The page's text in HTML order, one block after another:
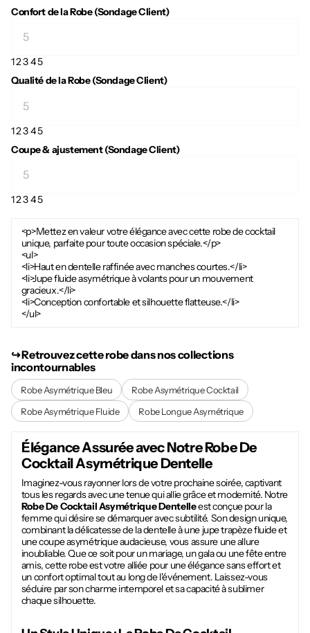
Confort de la Robe (Sondage Client)
12345
Qualité de la Robe (Sondage Client)
12345
Coupe & ajustement (Sondage Client)
12345
<p>Mettez en valeur votre élégance avec cette robe de cocktail
unique, parfaite pour toute occasion spéciale.</p>
<ul>
<li>Haut en dentelle raffinée avec manches courtes.</li>
<li>Jupe fluide asymétrique à volants pour un mouvement
gracieux.</li>
<li>Conception confortable et silhouette flatteuse.</li>
</ul>
↪︎ Retrouvez cette robe dans nos collections
incontournables
Robe Asymétrique Bleu
Robe Asymétrique Cocktail
Robe Asymétrique Fluide
Robe Longue Asymétrique
Élégance Assurée avec NotreRobe De
Cocktail Asymétrique Dentelle
Imaginez-vous rayonner lors de votre prochaine soirée, captivant
tous les regards avec une tenue qui allie grâce et modernité. Notre
Robe De Cocktail Asymétrique Dentelleest conçue pour la
femme qui désire se démarquer avec subtilité. Son design unique,
combinant la délicatesse de la dentelle à une jupe trapèze fluide et
une coupe asymétrique audacieuse, vous assure une allure
inoubliable. Que ce soit pour un mariage, un gala ou une fête entre
amis, cette robe est votre alliée pour une élégance sans effort et
un confort optimal tout au long de l'événement. Laissez-vous
séduire par son charme intemporel et sa capacité à sublimer
chaque silhouette.